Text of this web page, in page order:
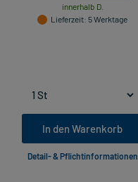
innerhalb D.
Lieferzeit: 5 Werktage
In den Warenkorb
Detail- & Pflichtinformationen